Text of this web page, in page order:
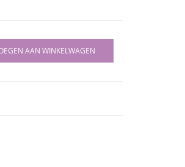
AAN WINKELWAGEN